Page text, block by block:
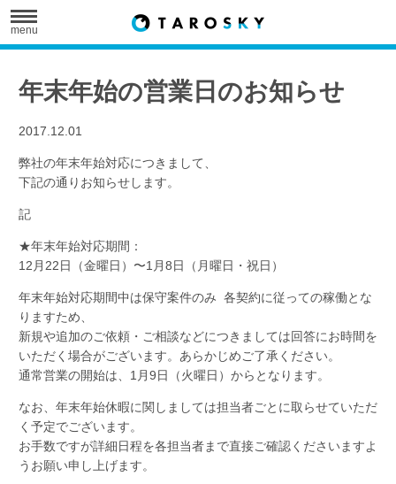
menu
年末年始の営業日のお知らせ
2017.12.01
弊社の年末年始対応につきまして、
下記の通りお知らせします。
記
★年末年始対応期間：
12月22日（金曜日）〜1月8日（月曜日・祝日）
年末年始対応期間中は保守案件のみ 各契約に従っての稼働とな
りますため、
新規や追加のご依頼・ご相談などにつきましては回答にお時間を
いただく場合がございます。あらかじめご了承ください。
通常営業の開始は、1月9日（火曜日）からとなります。
なお、年末年始休暇に関しましては担当者ごとに取らせていただ
く予定でございます。
お手数ですが詳細日程を各担当者まで直接ご確認くださいますよ
うお願い申し上げます。